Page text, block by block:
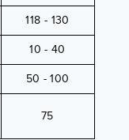
118 - 130
10 - 40
50 - 100
75